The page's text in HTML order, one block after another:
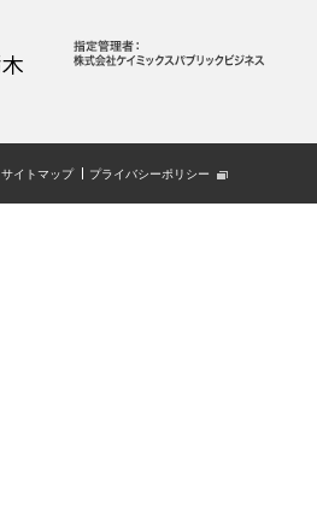
サイトマップ プライバシーポリシー